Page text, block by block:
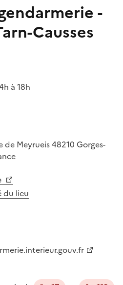
-
Causses
à 18h
de Meyrueis48210 Gorges-
du lieu